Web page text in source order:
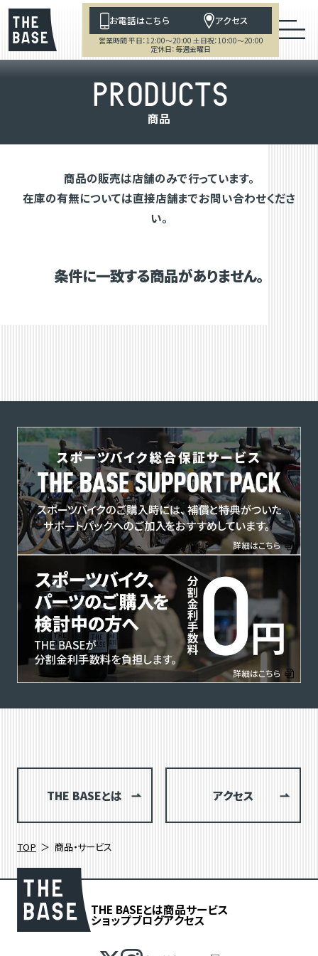
お電話はこちら アクセス
営業時間 平日：12:00～20:00 土日祝：10:00～20:00
定休日：毎週金曜日
PRODUCTS
商品
商品の販売は店舗のみで行っています。
在庫の有無については直接店舗までお問い合わせくださ
い。
条件に一致する商品がありません。
THE BASEとは アクセス
TOP 商品・サービス
THE BASEとは商品サービス
ショップブログアクセス